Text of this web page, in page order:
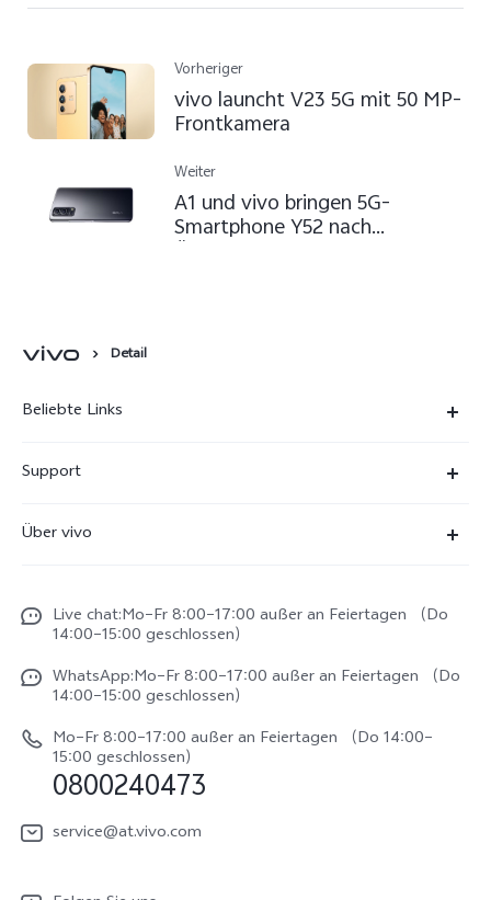
Vorheriger
vivo launcht V23 5G mit 50 MP-
Frontkamera
Weiter
A1 und vivo bringen 5G-
Smartphone Y52 nach
Detail
Beliebte Links
X300
V70
V70 FE
Y31e 5G
vivo Buds Air3
Support
Funtouch OS
IMEI-Authentifizierung
System Verbesserung
Reparaturerfassung
Benutzerhandbuch
Log aktualisieren
Über vivo
Impressum
Rechtliche Hinweise
vivo Datenschutzcenter
Live chat:Mo–Fr 8:00–17:00 außer an Feiertagen （Do
14:00–15:00 geschlossen）
WhatsApp:Mo–Fr 8:00–17:00 außer an Feiertagen （Do
14:00–15:00 geschlossen）
Mo–Fr 8:00–17:00 außer an Feiertagen （Do 14:00–
15:00 geschlossen）
0800240473
service@at.vivo.com